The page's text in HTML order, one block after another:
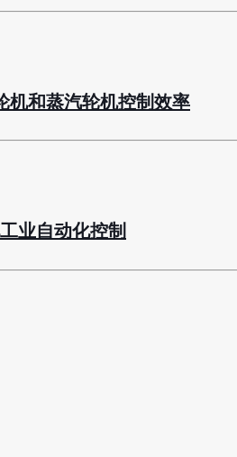
机和蒸汽轮机控制效率
业自动化控制